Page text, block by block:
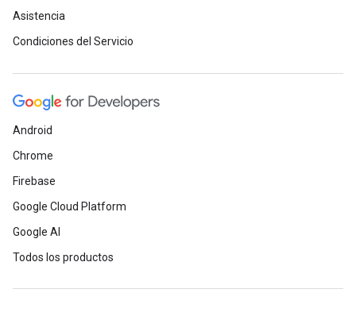
Asistencia
Condiciones del Servicio
Android
Chrome
Firebase
Google Cloud Platform
Google AI
Todos los productos